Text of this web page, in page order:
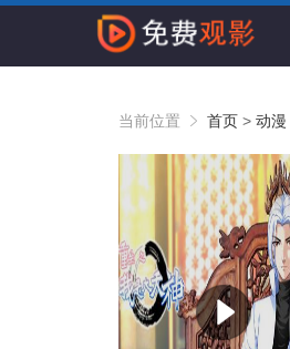
当前位置 首页 > 动漫